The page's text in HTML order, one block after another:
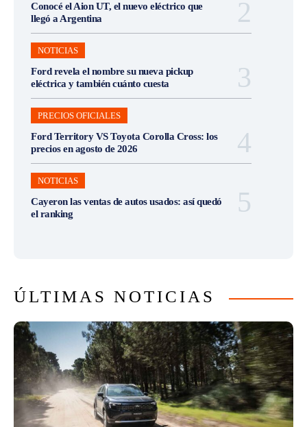
Conocé el Aion UT, el nuevo eléctrico que
llegó a Argentina
NOTICIAS
Ford revela el nombre su nueva pickup
eléctrica y también cuánto cuesta
PRECIOS OFICIALES
Ford Territory VS Toyota Corolla Cross: los
precios en agosto de 2026
NOTICIAS
Cayeron las ventas de autos usados: así quedó
el ranking
ÚLTIMAS NOTICIAS